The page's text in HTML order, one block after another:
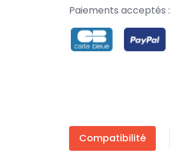
Paiements acceptés :
Compatibilité